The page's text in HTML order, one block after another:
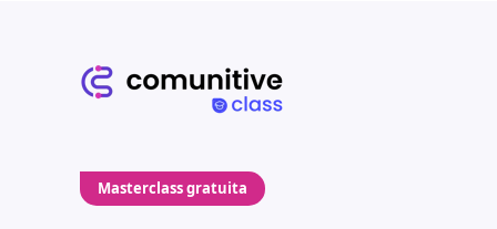
Masterclass gratuita